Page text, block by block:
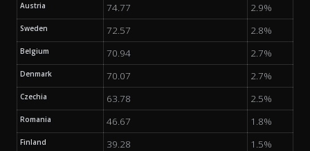
Austria 74.77 2.9%
Sweden 72.57 2.8%
Belgium 70.94 2.7%
Denmark 70.07 2.7%
Czechia 63.78 2.5%
Romania 46.67 1.8%
Finland 39.28 1.5%